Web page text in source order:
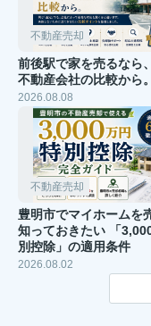
不動産売却
前後駅で家を売るなら
不動産会社の比較から。
2026.08.08
不動産売却
豊明市でマイホームを
知っておきたい 「
別控除」の適用条件
2026.08.02